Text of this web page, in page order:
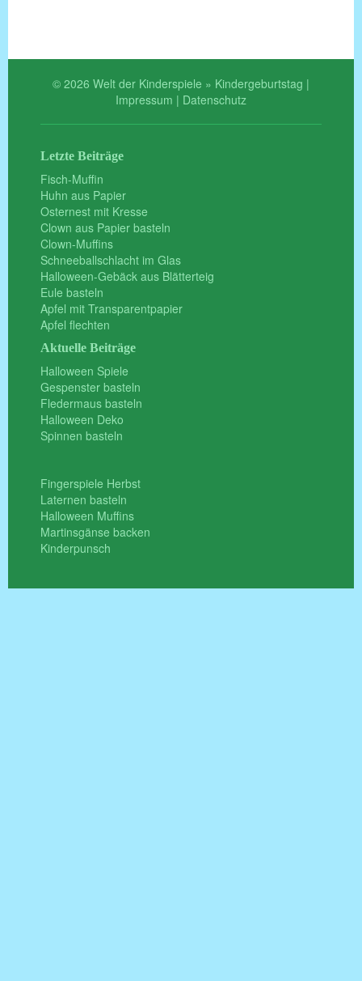
© 2026 Welt der Kinderspiele » Kindergeburtstag |
Impressum | Datenschutz
Letzte Beiträge
Fisch-Muffin
Huhn aus Papier
Osternest mit Kresse
Clown aus Papier basteln
Clown-Muffins
Schneeballschlacht im Glas
Halloween-Gebäck aus Blätterteig
Eule basteln
Apfel mit Transparentpapier
Apfel flechten
Aktuelle Beiträge
Halloween Spiele
Gespenster basteln
Fledermaus basteln
Halloween Deko
Spinnen basteln
Fingerspiele Herbst
Laternen basteln
Halloween Muffins
Martinsgänse backen
Kinderpunsch